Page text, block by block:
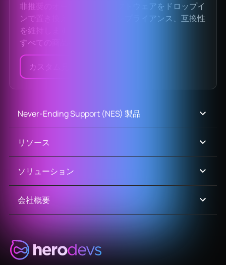
非推奨のオープンソースソフトウェアをドロップイ
ンで置き換え、安全性、コンプライアンス、互換性
を維持します。
すべての商品を見る
カスタム見積もり
Never-Ending Support (NES) 製品
リソース
ソリューション
会社概要